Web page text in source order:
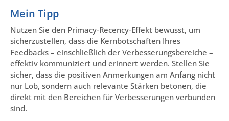
Mein Tipp
Nutzen Sie den Primacy-Recency-Effekt bewusst, um
sicherzustellen, dass die Kernbotschaften Ihres
Feedbacks – einschließlich der Verbesserungsbereiche –
effektiv kommuniziert und erinnert werden. Stellen Sie
sicher, dass die positiven Anmerkungen am Anfang nicht
nur Lob, sondern auch relevante Stärken betonen, die
direkt mit den Bereichen für Verbesserungen verbunden
sind.